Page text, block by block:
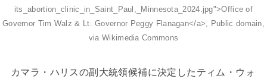
its_abortion_clinic_in_Saint_Paul,_Minnesota_2024.jpg">Office of
Governor Tim Walz & Lt. Governor Peggy Flanagan</a>, Public domain,
via Wikimedia Commons
カマラ・ハリスの副大統領候補に決定したティム・ウォ